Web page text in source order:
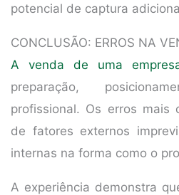
potencial de captura
CONCLUSÃO: ERROS NA
A venda de uma
preparação,
profissional. Os erros mais
de fatores externos
internas na forma como o
A experiência demonstra